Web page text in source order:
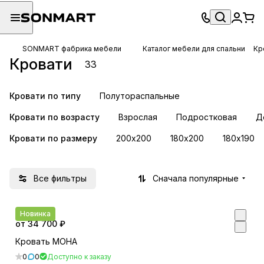
SONMART фабрика мебели Каталог мебели для спальни
Кровати 33
Кровати по типу Полутораспальные
Кровати по возрасту Взрослая Подростковая
Кровати по размеру 200х200 180х200 180х190
Все фильтры Сначала популярные
Новинка
от 34 700 ₽
Кровать МОНА
0 0
Доступно к заказу